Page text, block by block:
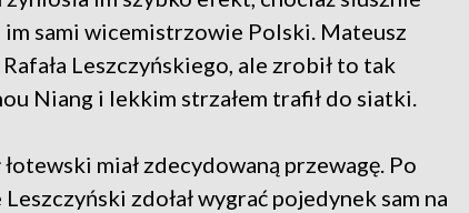
sami wicemistrzowie Polski. Mateusz
Leszczyńskiego, ale zrobił to tak
Niang i lekkim strzałem trafił do siatki.
miał zdecydowaną przewagę. Po
zdołał wygrać pojedynek sam na